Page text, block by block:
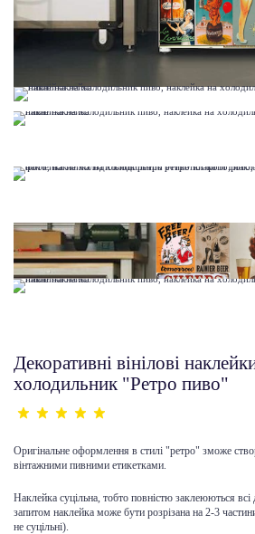
Декоративні вінілові
холодильник "Ретро пиво"
Оригінальне оформлення в стилі "ретро" зможе
вінтажними пивними етикетками.
Наклейка суцільна, тобто повністю заклеюються всі
запитом наклейка може бути розрізана на 2-3
не суцільні).